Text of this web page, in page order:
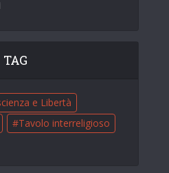
TAG
e Libertà
Tavolo interreligioso